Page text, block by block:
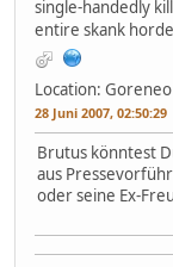
single-handedly
entire skank horde
Location: Goreneo
28 Juni 2007, 02:50:29
Brutus könntest
aus
oder seine Ex-